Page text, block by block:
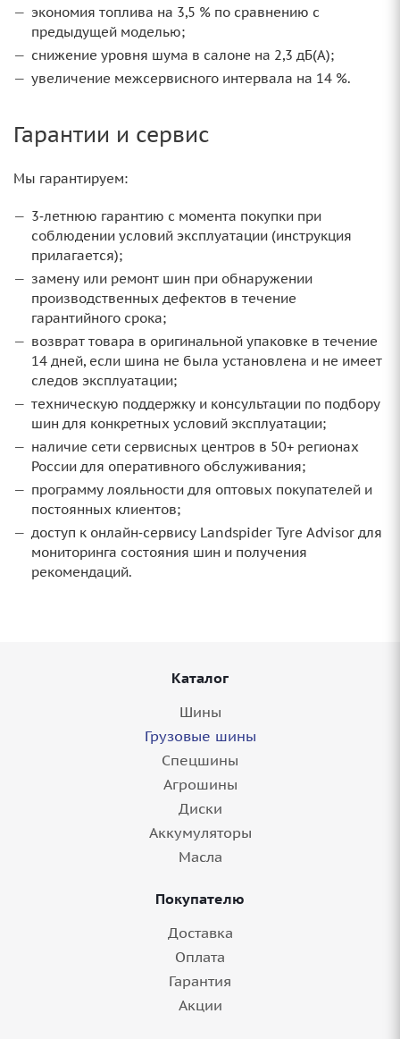
экономия топлива на 3,5 % по сравнению с
предыдущей моделью;
снижение уровня шума в салоне на 2,3 дБ(А);
увеличение межсервисного интервала на 14 %.
Гарантии и сервис
Мы гарантируем:
3‑летнюю гарантию с момента покупки при
соблюдении условий эксплуатации (инструкция
прилагается);
замену или ремонт шин при обнаружении
производственных дефектов в течение
гарантийного срока;
возврат товара в оригинальной упаковке в течение
14 дней, если шина не была установлена и не имеет
следов эксплуатации;
техническую поддержку и консультации по подбору
шин для конкретных условий эксплуатации;
наличие сети сервисных центров в 50+ регионах
России для оперативного обслуживания;
программу лояльности для оптовых покупателей и
постоянных клиентов;
доступ к онлайн‑сервису Landspider Tyre Advisor для
мониторинга состояния шин и получения
рекомендаций.
Каталог
Шины
Грузовые шины
Спецшины
Агрошины
Диски
Аккумуляторы
Масла
Покупателю
Доставка
Оплата
Гарантия
Акции